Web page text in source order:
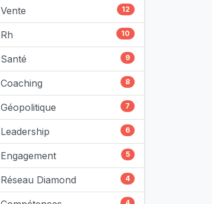
Vente 12
Rh 10
Santé 9
Coaching 8
Géopolitique 7
Leadership 6
Engagement 5
Réseau Diamond 4